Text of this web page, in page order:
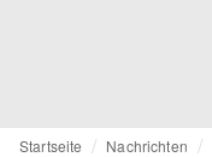
Startseite Nachrichten